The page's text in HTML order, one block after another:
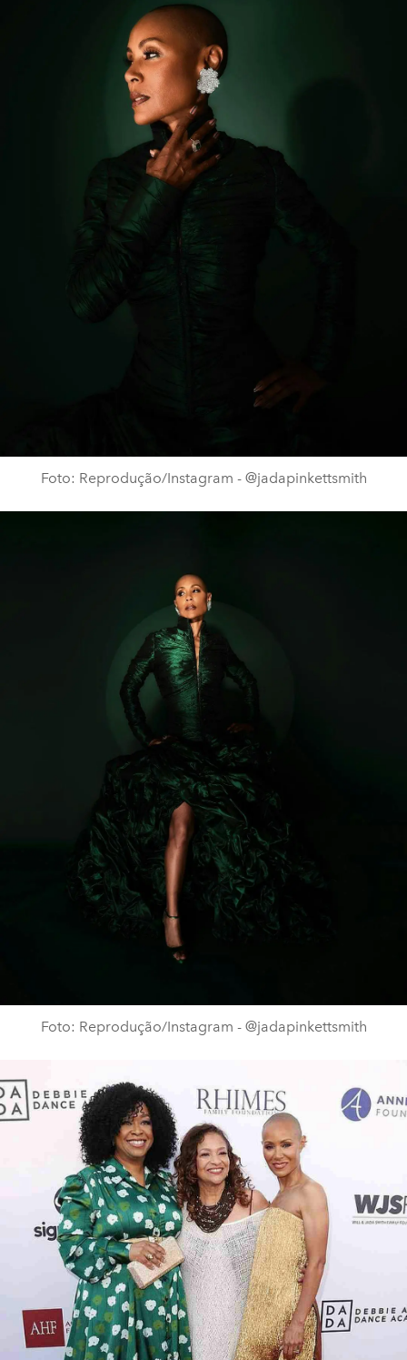
Foto: Reprodução/Instagram - @jadapinkettsmith
Foto: Reprodução/Instagram - @jadapinkettsmith